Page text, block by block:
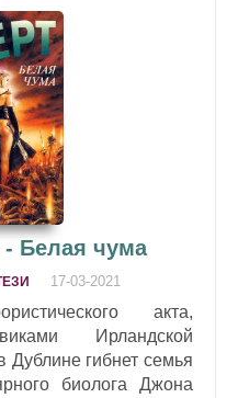
- Белая чума
17-03-2021
акта,
Ирландской
Дублине гибнет семья
биолога Джона